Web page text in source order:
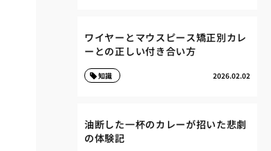
ワイヤーとマウスピース矯正別カレ
ーとの正しい付き合い方
2026.02.02
知識
油断した一杯のカレーが招いた悲劇
の体験記